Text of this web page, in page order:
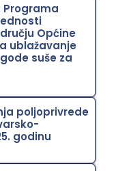
Programa
Općine
ublažavanje
suše za
poljoprivrede
godinu